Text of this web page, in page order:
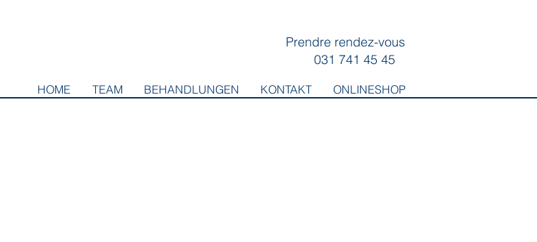
HOME TEAM BEHANDLUNGEN KONTAKT ONLINESHOP
Prendre rendez-vous
031 741 45 45